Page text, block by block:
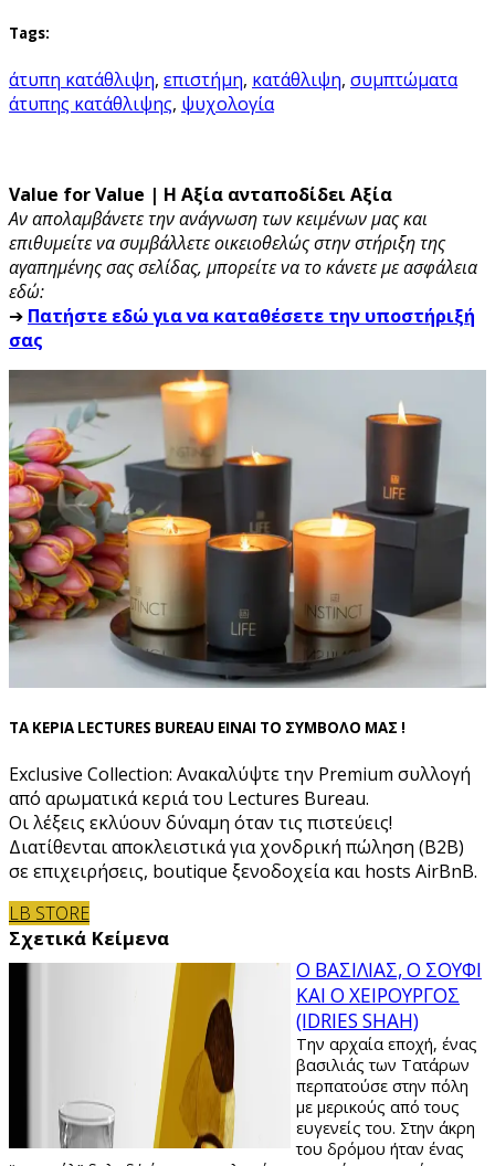
Tags:
άτυπη κατάθλιψη, επιστήμη, κατάθλιψη, συμπτώματα
άτυπης κατάθλιψης, ψυχολογία
Value for Value | Η Αξία ανταποδίδει Αξία
Αν απολαμβάνετε την ανάγνωση των κειμένων μας και
επιθυμείτε να συμβάλλετε οικειοθελώς στην στήριξη της
αγαπημένης σας σελίδας, μπορείτε να το κάνετε με ασφάλεια
εδώ:
➔ Πατήστε εδώ για να καταθέσετε την υποστήριξή
σας
ΤΑ ΚΕΡΙΑ LECTURES BUREAU ΕΙΝΑΙ ΤΟ ΣΥΜΒΟΛΟ ΜΑΣ !
Exclusive Collection: Ανακαλύψτε την Premium συλλογή
από αρωματικά κεριά του Lectures Bureau.
Οι λέξεις εκλύουν δύναμη όταν τις πιστεύεις!
Διατίθενται αποκλειστικά για χονδρική πώληση (B2B)
σε επιχειρήσεις, boutique ξενοδοχεία και hosts AirBnB.
LB STORE
Σχετικά Κείμενα
Ο ΒΑΣΙΛΙΑΣ, Ο ΣΟΥΦΙ
ΚΑΙ Ο ΧΕΙΡΟΥΡΓΟΣ
(IDRIES SHAH)
Την αρχαία εποχή, ένας
βασιλιάς των Τατάρων
περπατούσε στην πόλη
με μερικούς από τους
ευγενείς του. Στην άκρη
του δρόμου ήταν ένας